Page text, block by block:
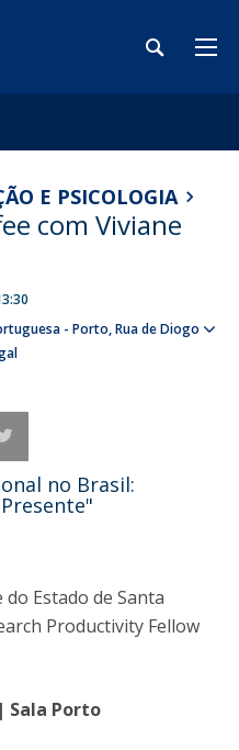
E PSICOLOGIA
com Viviane
- Porto Rua de Diogo
no Brasil:
do Estado de Santa
Productivity Fellow
Sala Porto